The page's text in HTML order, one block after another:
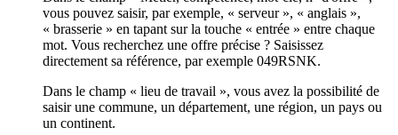
vous pouvez saisir, par exemple, « serveur », « anglais »,
« brasserie » en tapant sur la touche « entrée » entre chaque
mot. Vous recherchez une offre précise ? Saisissez
directement sa référence, par exemple 049RSNK.
Dans le champ « lieu de travail », vous avez la possibilité de
saisir une commune, un département, une région, un pays ou
un continent.